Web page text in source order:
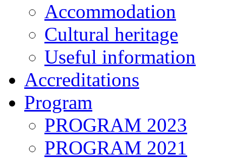
Accommodation
Cultural heritage
Useful information
Accreditations
Program
PROGRAM 2023
PROGRAM 2021